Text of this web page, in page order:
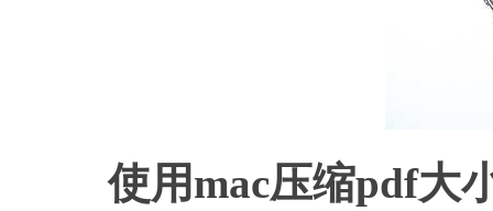
使用mac压缩pdf大